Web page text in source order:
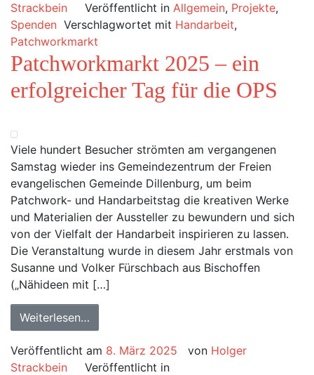
Strackbein
Veröffentlicht in Allgemein, Projekte,
Spenden Verschlagwortet mit Handarbeit,
Patchworkmarkt
Patchworkmarkt 2025 – ein
erfolgreicher Tag für die OPS
Viele hundert Besucher strömten am vergangenen
Samstag wieder ins Gemeindezentrum der Freien
evangelischen Gemeinde Dillenburg, um beim
Patchwork- und Handarbeitstag die kreativen Werke
und Materialien der Aussteller zu bewundern und sich
von der Vielfalt der Handarbeit inspirieren zu lassen.
Die Veranstaltung wurde in diesem Jahr erstmals von
Susanne und Volker Fürschbach aus Bischoffen
(„Nähideen mit […]
Weiterlesen…
Veröffentlicht am 8. März 2025 von Holger
Strackbein
Veröffentlicht in